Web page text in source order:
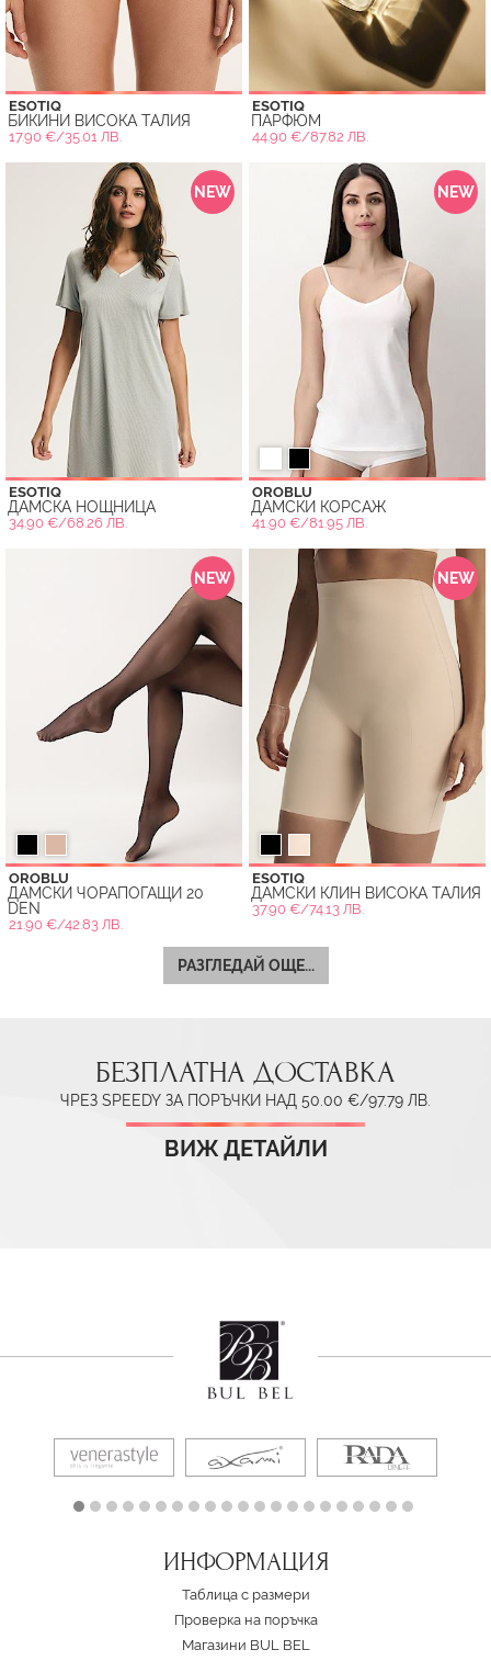
ESOTIQ
БИКИНИ ВИСОКА ТАЛИЯ
17.90 €/35.01 ЛВ.
ESOTIQ
ПАРФЮМ
44.90 €/87.82 ЛВ.
NEW
ESOTIQ
ДАМСКА НОЩНИЦА
34.90 €/68.26 ЛВ.
NEW
OROBLU
ДАМСКИ КОРСАЖ
41.90 €/81.95 ЛВ.
NEW
OROBLU
ДАМСКИ ЧОРАПОГАЩИ 20
DEN
21.90 €/42.83 ЛВ.
NEW
ESOTIQ
ДАМСКИ КЛИН ВИСОКА ТАЛИЯ
37.90 €/74.13 ЛВ.
РАЗГЛЕДАЙ ОЩЕ...
БЕЗПЛАТНА ДОСТАВКА
ЧРЕЗ SPEEDY ЗА ПОРЪЧКИ НАД 50.00 €/97.79 ЛВ.
ВИЖ ДЕТАЙЛИ
ИНФОРМАЦИЯ
Таблица с размери
Проверка на поръчка
Магазини BUL BEL